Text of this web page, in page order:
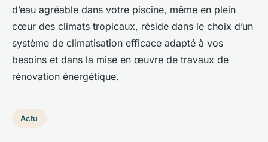
d’eau agréable dans votre piscine, même en plein
cœur des climats tropicaux, réside dans le choix d’un
système de climatisation efficace adapté à vos
besoins et dans la mise en œuvre de travaux de
rénovation énergétique.
Actu